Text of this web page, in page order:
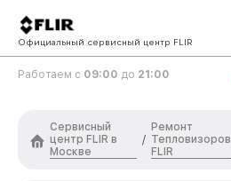
Официальный сервисный центр FLIR
Работаем с 09:00 до 21:00
Сервисный
центр FLIR в
Москве
/
Ремонт
Тепловизоров
FLIR